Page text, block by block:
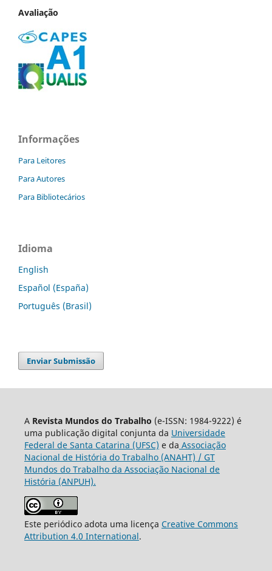
Avaliação
Informações
Para Leitores
Para Autores
Para Bibliotecários
Idioma
English
Español (España)
Português (Brasil)
Enviar Submissão
A Revista Mundos do Trabalho (e-ISSN: 1984-9222) é
uma publicação digital conjunta da Universidade
Federal de Santa Catarina (UFSC) e da Associação
Nacional de História do Trabalho (ANAHT) / GT
Mundos do Trabalho da Associação Nacional de
História (ANPUH).
Este periódico adota uma licença Creative Commons
Attribution 4.0 International.